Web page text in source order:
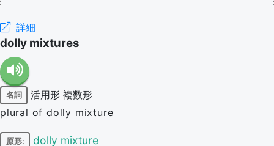
詳細
dolly mixtures
名詞 活用形 複数形
plural of dolly mixture
原形: dolly mixture